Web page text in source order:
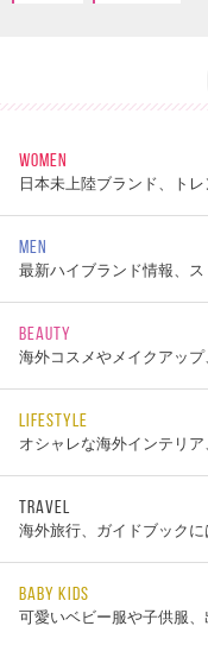
WOMEN
日本未上陸ブランド、ト
MEN
最新ハイブランド情報、
BEAUTY
海外コスメやメイクアッ
LIFESTYLE
オシャレな海外インテリ
TRAVEL
海外旅行、ガイドブック
BABY KIDS
可愛いベビー服や子供服